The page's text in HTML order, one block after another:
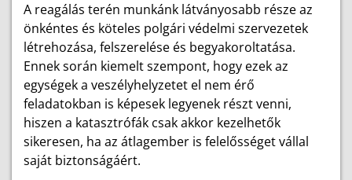
A reagálás terén munkánk látványosabb része az
önkéntes és köteles polgári védelmi szervezetek
létrehozása, felszerelése és begyakoroltatása.
Ennek során kiemelt szempont, hogy ezek az
egységek a veszélyhelyzetet el nem érő
feladatokban is képesek legyenek részt venni,
hiszen a katasztrófák csak akkor kezelhetők
sikeresen, ha az átlagember is felelősséget vállal
saját biztonságáért.